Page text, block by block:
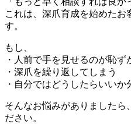
これは、深爪育成を始めた
す。
もし、
・人前で手を見せるのが恥ず
・深爪を繰り返してしまう
・自分ではどうしたらいいか
そんなお悩みがありましたら
ださい。